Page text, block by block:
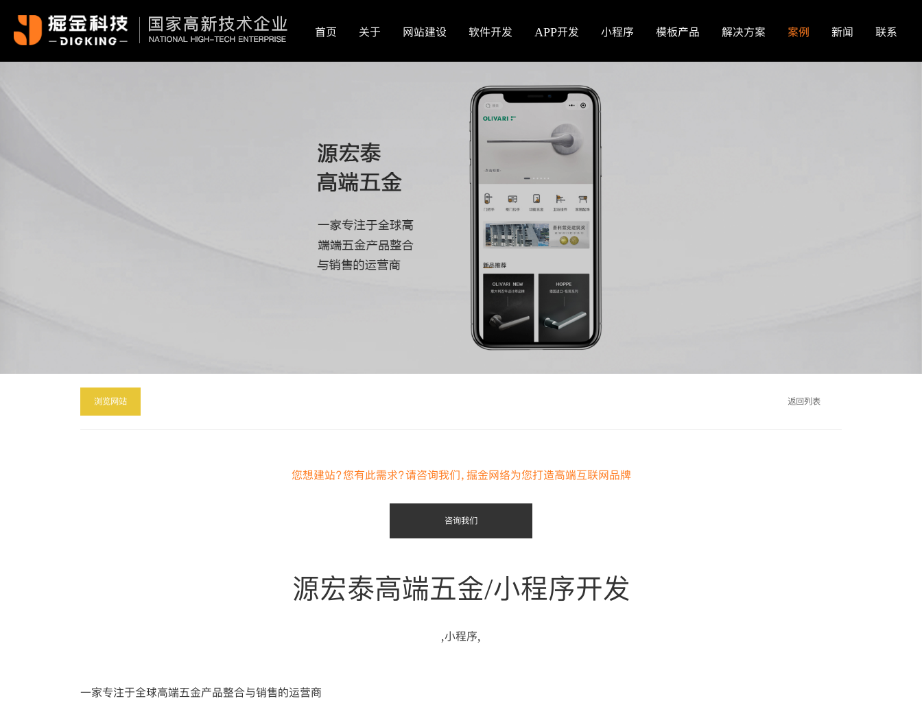
首页 关于 网站建设 软件开发 APP开发 小程序 模板产品 解决方案 案例 新闻 联系
浏览网站 返回列表
您想建站？您有此需求？请咨询我们，掘金网络为您打造高端互联网品牌
咨询我们
源宏泰高端五金/小程序开发
,小程序,
一家专注于全球高端五金产品整合与销售的运营商